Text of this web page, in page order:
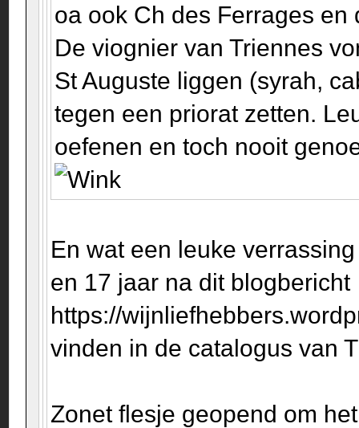
oa ook Ch des Ferrages en
De viognier van Triennes
St Auguste liggen (syrah,
tegen een priorat zetten.
oefenen en toch nooit
En wat een leuke
en 17 jaar na dit blogbericht
https://
vinden in de catalogus van
Zonet flesje geopend om